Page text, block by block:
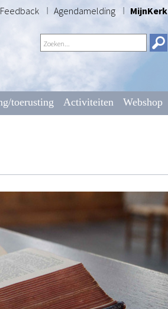
Feedback Agendamelding MijnKerk
toerusting Activiteiten Webshop